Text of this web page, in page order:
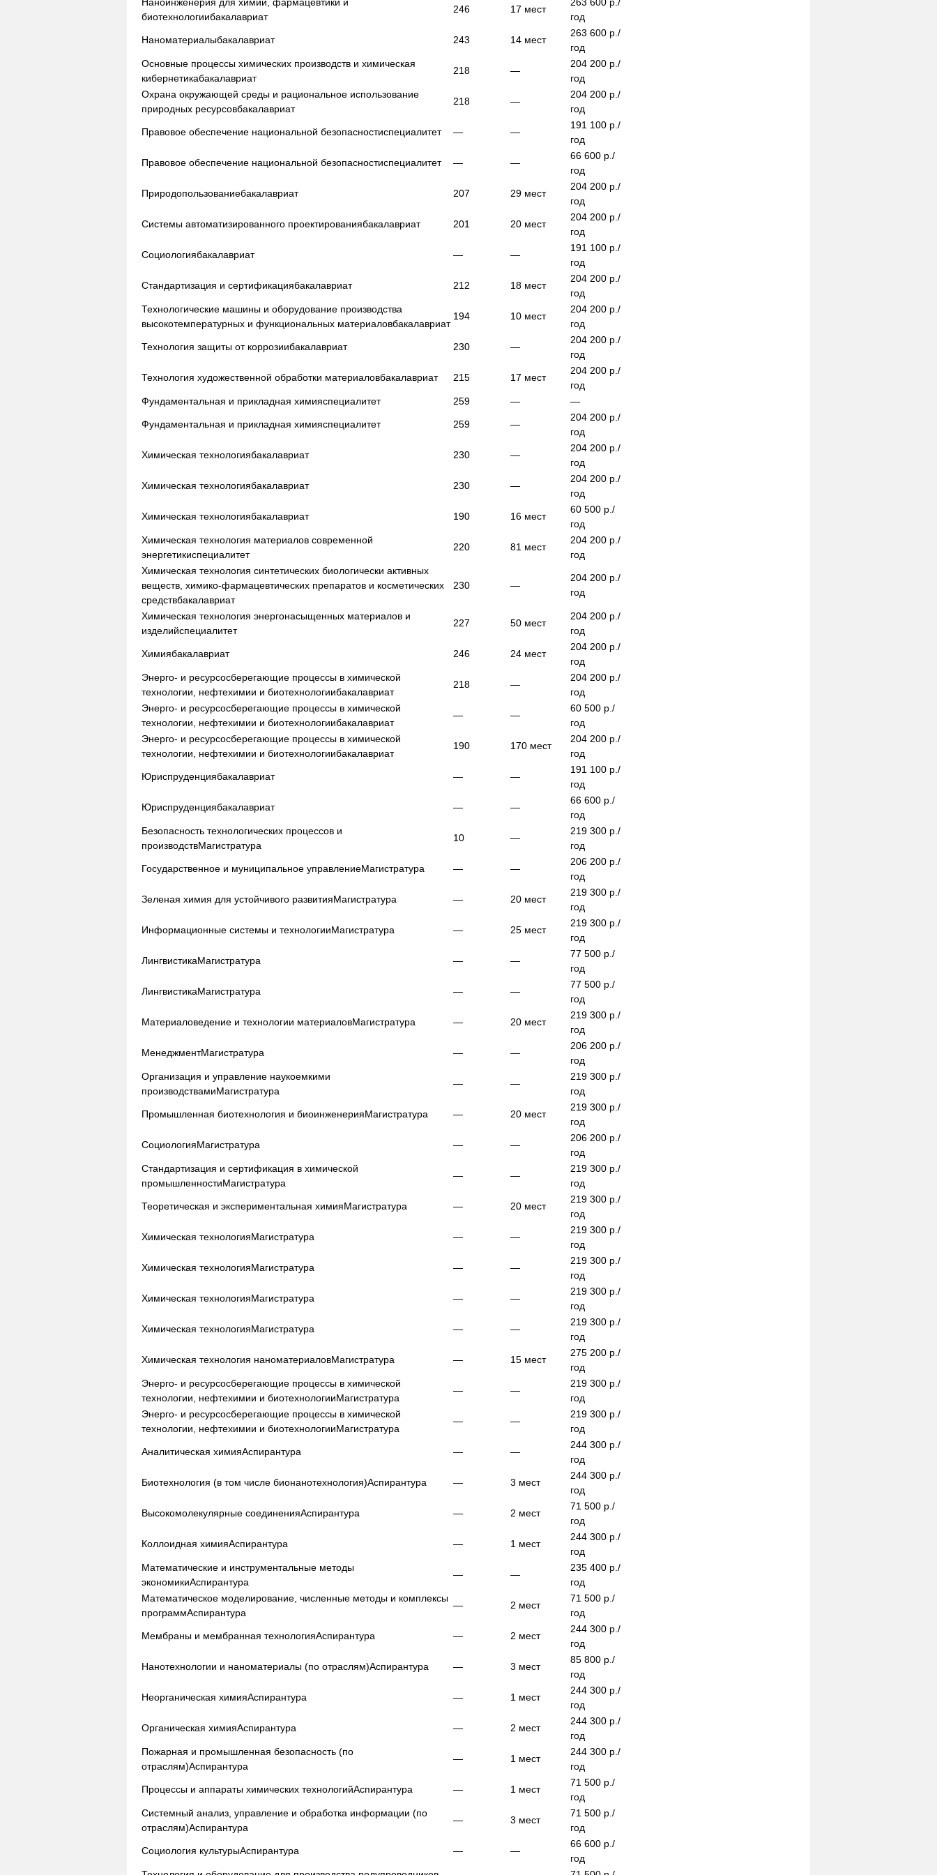
биотехнологиибакалавриат
246 17 мест
год
Наноматериалыбакалавриат 243 14 мест
263 600 р./
год
Основные процессы химических производств и химическая
кибернетикабакалавриат
218 —
204 200 р./
год
Охрана окружающей среды и рациональное использование
природных ресурсовбакалавриат
218 —
204 200 р./
год
Правовое обеспечение национальной безопасностиспециалитет — —
191 100 р./
год
Правовое обеспечение национальной безопасностиспециалитет — —
66 600 р./
год
Природопользованиебакалавриат 207 29 мест
204 200 р./
год
Системы автоматизированного проектированиябакалавриат 201 20 мест
204 200 р./
год
Социологиябакалавриат — —
191 100 р./
год
Стандартизация и сертификациябакалавриат 212 18 мест
204 200 р./
год
Технологические машины и оборудование производства
высокотемпературных и функциональных материаловбакалавриат
194 10 мест
204 200 р./
год
Технология защиты от коррозиибакалавриат 230 —
204 200 р./
год
Технология художественной обработки материаловбакалавриат 215 17 мест
204 200 р./
год
Фундаментальная и прикладная химияспециалитет 259 — —
Фундаментальная и прикладная химияспециалитет 259 —
204 200 р./
год
Химическая технологиябакалавриат 230 —
204 200 р./
год
Химическая технологиябакалавриат 230 —
204 200 р./
год
Химическая технологиябакалавриат 190 16 мест
60 500 р./
год
Химическая технология материалов современной
энергетикиспециалитет
220 81 мест
204 200 р./
год
Химическая технология синтетических биологически активных
веществ, химико-фармацевтических препаратов и косметических
средствбакалавриат
230 —
204 200 р./
год
Химическая технология энергонасыщенных материалов и
изделийспециалитет
227 50 мест
204 200 р./
год
Химиябакалавриат 246 24 мест
204 200 р./
год
Энерго- и ресурсосберегающие процессы в химической
технологии, нефтехимии и биотехнологиибакалавриат
218 —
204 200 р./
год
Энерго- и ресурсосберегающие процессы в химической
технологии, нефтехимии и биотехнологиибакалавриат
— —
60 500 р./
год
Энерго- и ресурсосберегающие процессы в химической
технологии, нефтехимии и биотехнологиибакалавриат
190 170 мест
204 200 р./
год
Юриспруденциябакалавриат — —
191 100 р./
год
Юриспруденциябакалавриат — —
66 600 р./
год
Безопасность технологических процессов и
производствМагистратура
10 —
219 300 р./
год
Государственное и муниципальное управлениеМагистратура — —
206 200 р./
год
Зеленая химия для устойчивого развитияМагистратура — 20 мест
219 300 р./
год
Информационные системы и технологииМагистратура — 25 мест
219 300 р./
год
ЛингвистикаМагистратура — —
77 500 р./
год
ЛингвистикаМагистратура — —
77 500 р./
год
Материаловедение и технологии материаловМагистратура — 20 мест
219 300 р./
год
МенеджментМагистратура — —
206 200 р./
год
Организация и управление наукоемкими
производствамиМагистратура
— —
219 300 р./
год
Промышленная биотехнология и биоинженерияМагистратура — 20 мест
219 300 р./
год
СоциологияМагистратура — —
206 200 р./
год
Стандартизация и сертификация в химической
промышленностиМагистратура
— —
219 300 р./
год
Теоретическая и экспериментальная химияМагистратура — 20 мест
219 300 р./
год
Химическая технологияМагистратура — —
219 300 р./
год
Химическая технологияМагистратура — —
219 300 р./
год
Химическая технологияМагистратура — —
219 300 р./
год
Химическая технологияМагистратура — —
219 300 р./
год
Химическая технология наноматериаловМагистратура — 15 мест
275 200 р./
год
Энерго- и ресурсосберегающие процессы в химической
технологии, нефтехимии и биотехнологииМагистратура
— —
219 300 р./
год
Энерго- и ресурсосберегающие процессы в химической
технологии, нефтехимии и биотехнологииМагистратура
— —
219 300 р./
год
Аналитическая химияАспирантура — —
244 300 р./
год
Биотехнология (в том числе бионанотехнология)Аспирантура — 3 мест
244 300 р./
год
Высокомолекулярные соединенияАспирантура — 2 мест
71 500 р./
год
Коллоидная химияАспирантура — 1 мест
244 300 р./
год
Математические и инструментальные методы
экономикиАспирантура
— —
235 400 р./
год
Математическое моделирование, численные методы и комплексы
программАспирантура
— 2 мест
71 500 р./
год
Мембраны и мембранная технологияАспирантура — 2 мест
244 300 р./
год
Нанотехнологии и наноматериалы (по отраслям)Аспирантура — 3 мест
85 800 р./
год
Неорганическая химияАспирантура — 1 мест
244 300 р./
год
Органическая химияАспирантура — 2 мест
244 300 р./
год
Пожарная и промышленная безопасность (по
отраслям)Аспирантура
— 1 мест
244 300 р./
год
Процессы и аппараты химических технологийАспирантура — 1 мест
71 500 р./
год
Системный анализ, управление и обработка информации (по
отраслям)Аспирантура
— 3 мест
71 500 р./
год
Социология культурыАспирантура — —
66 600 р./
год